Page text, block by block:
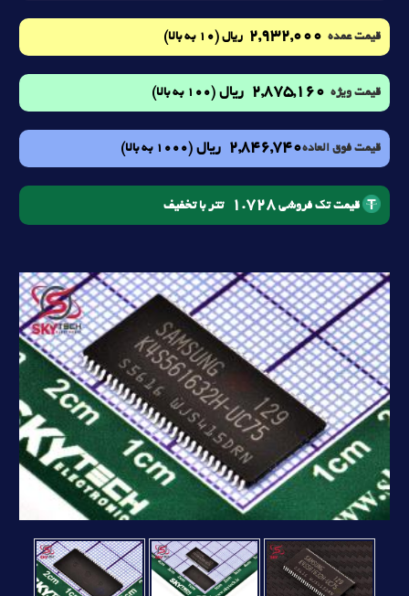
قیمت عمده 2,932,000 ریال (10 به بالا)
قیمت ویژه 2,875,160 ریال (100 به بالا)
قیمت فوق العاده2,846,740 ریال (1000 به بالا)
قیمت تک فروشی 1.728 تتر با تخفیف